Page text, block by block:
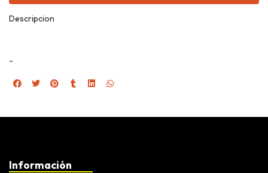
Descripcion
-
Información